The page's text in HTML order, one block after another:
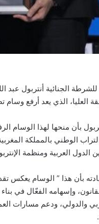
الجنائية أنتربول عبد
العليا، الذي يعد أرفع
بأن منحها لهذا الوسام
الوطني بالمملكة
الدول العربية ومنظمة
بأن هذا ” الوسام يعكس
وإسهامه الفعّال في بناء
والدولي، ودعم مسارات